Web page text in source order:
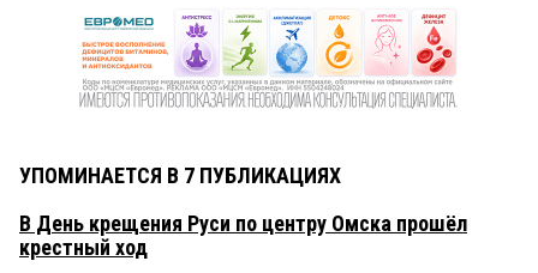
УПОМИНАЕТСЯ В 7 ПУБЛИКАЦИЯХ
В День крещения Руси по центру Омска прошёл
крестный ход